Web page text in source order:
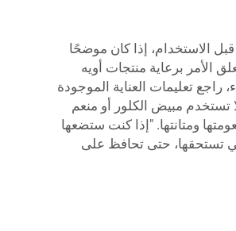
الاستخدام، إذا كان موضحًا
الأمر برعاية منتجات أويه
تعليمات العناية الموجودة
مبيض الكلور أو منعم
ومتانتها. "إذا كنت ستضعها
تستحقها، حتى تحافظ على